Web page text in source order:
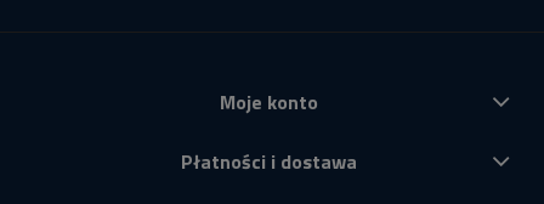
Moje konto
Płatności i dostawa